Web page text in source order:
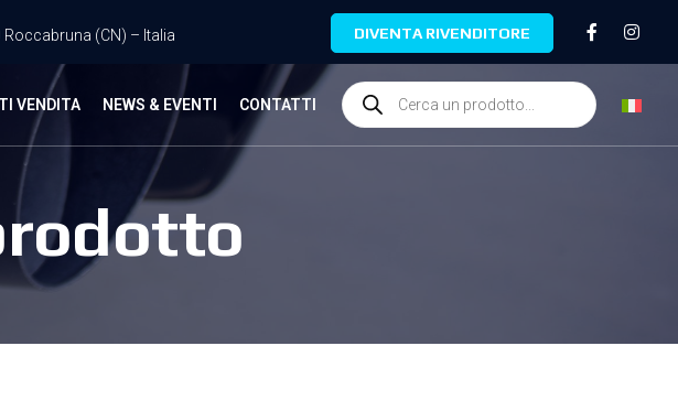
(CN) – Italia DIVENTA RIVENDITORE
VENDITA NEWS & EVENTI CONTATTI